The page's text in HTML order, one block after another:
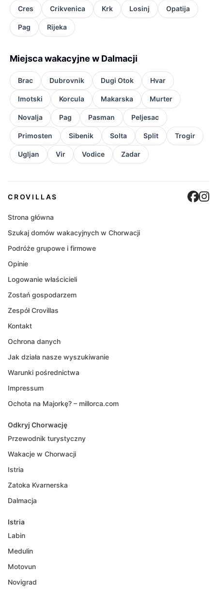
Cres Crikvenica Krk Losinj Opatija
Pag Rijeka
Miejsca wakacyjne w Dalmacji
Brac Dubrovnik Dugi Otok Hvar
Imotski Korcula Makarska Murter
Novalja Pag Pasman Peljesac
Primosten Sibenik Solta Split Trogir
Ugljan Vir Vodice Zadar
CROVILLAS
Strona główna
Szukaj domów wakacyjnych w Chorwacji
Podróże grupowe i firmowe
Opinie
Logowanie właścicieli
Zostań gospodarzem
Zespół Crovillas
Kontakt
Ochrona danych
Jak działa nasze wyszukiwanie
Warunki pośrednictwa
Impressum
Ochota na Majorkę? – millorca.com
Odkryj Chorwację
Przewodnik turystyczny
Wakacje w Chorwacji
Istria
Zatoka Kvarnerska
Dalmacja
Istria
Labin
Medulin
Motovun
Novigrad